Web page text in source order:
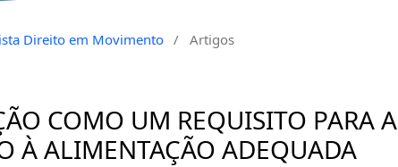
Direito em Movimento / Artigos
COMO UM REQUISITO PARA A
À ALIMENTAÇÃO ADEQUADA